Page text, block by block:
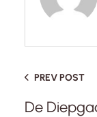
PREV POST
De